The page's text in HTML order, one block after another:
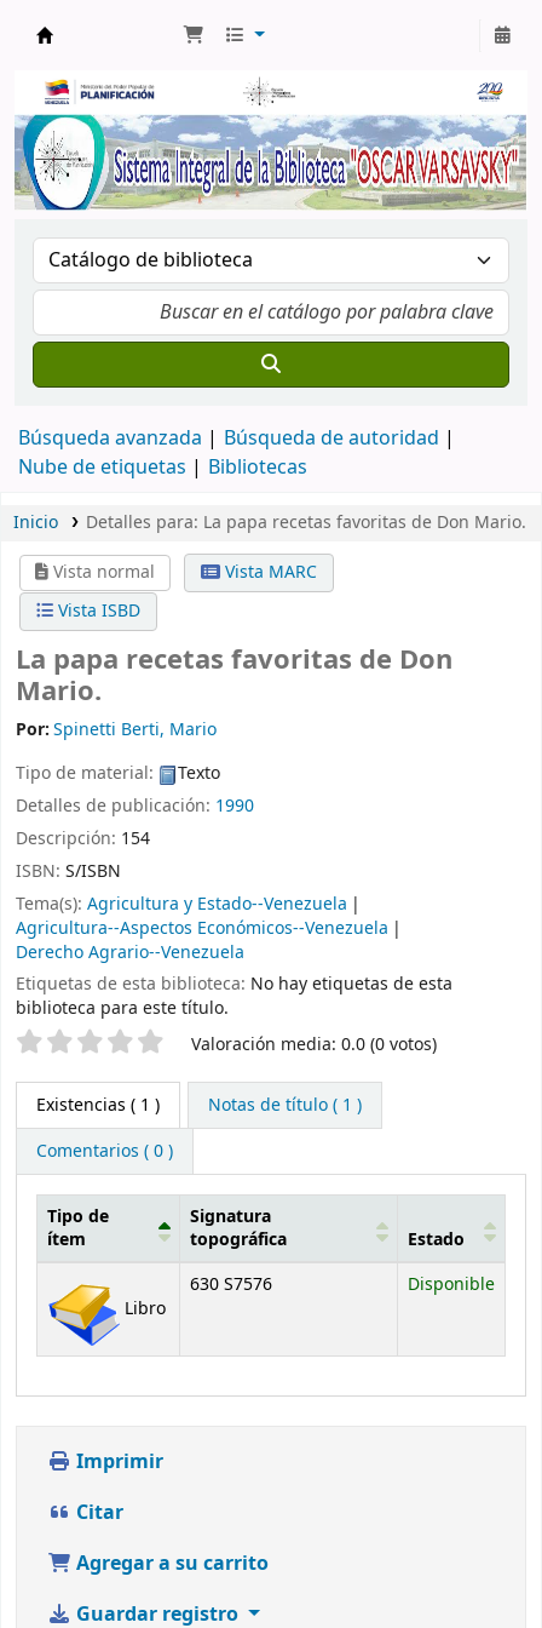
Búsqueda avanzada
Búsqueda de autoridad
Nube de etiquetas
Bibliotecas
Inicio Detalles para: La papa recetas favoritas de Don Mario.
Vista normal
Vista MARC
Vista ISBD
La papa recetas favoritas de Don
Mario.
Por:Spinetti Berti, Mario
Tipo de material:
Texto
Detalles de publicación: 1990
Descripción: 154
ISBN: S/ISBN
Tema(s): Agricultura y Estado--Venezuela
Agricultura--Aspectos Económicos--Venezuela
Derecho Agrario--Venezuela
Etiquetas de esta biblioteca: No hay etiquetas de esta
biblioteca para este título.
Valoración Valoración media: 0.0 (0 votos)
Existencias ( 1 )
Notas de título ( 1 )
Comentarios ( 0 )
Tipo de
ítem
Signatura
topográfica
Estado
Libro
630 S7576 Disponible
Imprimir
Citar
Agregar a su carrito
Guardar registro